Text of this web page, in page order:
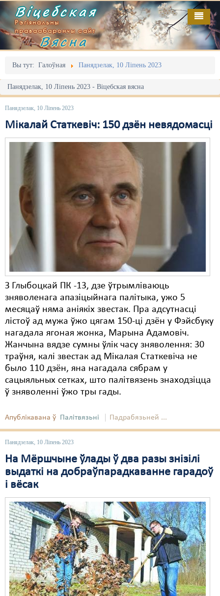
Віцебская
Рэгіянальны
праваабарончы сайт
Вясна
Вы тут: Галоўная Панядзелак, 10 Ліпень 2023
Панядзелак, 10 Ліпень 2023 - Віцебская вясна
Панядзелак, 10 Ліпень 2023
Мікалай Статкевіч: 150 дзён невядомасці
З Глыбоцкай ПК -13, дзе ўтрымліваюць
зняволенага апазіцыйнага палітыка, ужо 5
месяцаў няма аніякіх звестак. Пра адсутнасці
лістоў ад мужа ўжо цягам 150-ці дзён у Фэйсбуку
нагадала ягоная жонка, Марына Адамовіч.
Жанчына вядзе сумны ўлік часу зняволення: 30
траўня, калі звестак ад Мікалая Статкевіча не
было 110 дзён, яна нагадала сябрам у
сацыяльных сетках, што палітвязень знаходзіцца
ў зняволенні ўжо тры гады.
Апублікавана ў Палітвязьні Падрабязьней ...
Панядзелак, 10 Ліпень 2023
На Мёршчыне ўлады ў два разы знізілі
выдаткі на добраўпарадкаванне гарадоў
і вёсак
Галоўная
Адміністрацыйны перасьлед
Акцыі
Выбары
Грамадзянскія ініцыятывы
Затрыманьні
Карная псыхіятрыя
КПЧ ААН
Мігранты
Мірныя сходы
Палітвязьні
Праваабаронцы
Правы дзіцяці
Пэнітэнцыярная сыстэма
Распальваньне варожасьці
Свабода слова
Свабода сумленьня
Суд
Сьмяротнае пакараньне
Экалёгія
Правы працоўных
Сацыяльныя правы
Выданьні
Відэа
Пра нас
RSS